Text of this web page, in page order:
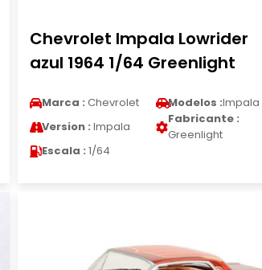
Chevrolet Impala Lowrider
azul 1964 1/64 Greenlight
Marca : Chevrolet Modelos :Impala
Version : Impala
Fabricante :
Greenlight
Escala : 1/64